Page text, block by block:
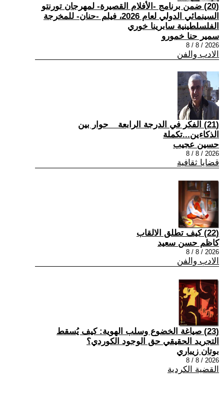
(20) ضمن برنامج -الأفلام القصيرة- لمهرجان تورنتو
السينمائي الدولي لعام 2026، فيلم -حنان- للمخرجة
الفلسلطينية سابرينا خوري
سمير حنا خمورو
2026 / 8 / 8
الادب والفن
(21) الفكر في الدرجة الرابعة _ حوار بين
الذكاءين...تكملة
حسين عجيب
2026 / 8 / 8
قضايا ثقافية
(22) كيف تطلق الالقاب
كاظم حسن سعيد
2026 / 8 / 8
الادب والفن
(23) صياغة الخضوع وسلب الهوية: كيف يُسقط
التجريد الحقيقي حق الوجود الكوردي؟
بوتان زيباري
2026 / 8 / 8
القضية الكردية